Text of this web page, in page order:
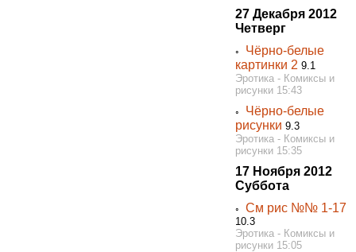
27 Декабря 2012
Четверг
◦ Чёрно-белые
картинки 2 9.1
Эротика - Комиксы и
рисунки 15:43
◦ Чёрно-белые
рисунки 9.3
Эротика - Комиксы и
рисунки 15:35
17 Ноября 2012
Суббота
◦См рис №№ 1-17
10.3
Эротика - Комиксы и
рисунки 15:05